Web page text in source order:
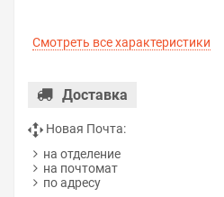
Смотреть все характеристики
Доставка
Новая Почта:
на отделение
на почтомат
по адресу